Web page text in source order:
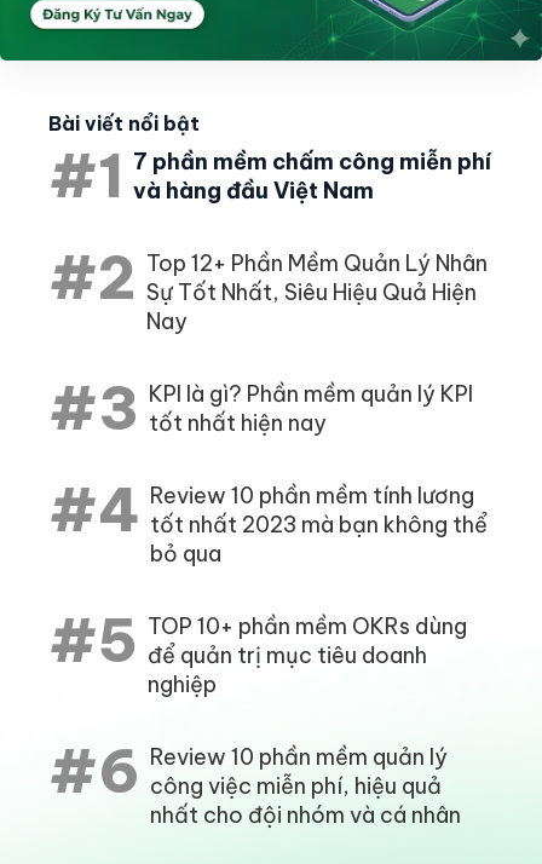
Bài viết nổi bật
#1 7 phần mềm chấm công miễn phí
và hàng đầu Việt Nam
#2 Top 12+ Phần Mềm Quản Lý Nhân
Sự Tốt Nhất, Siêu Hiệu Quả Hiện
Nay
#3 KPI là gì? Phần mềm quản lý KPI
tốt nhất hiện nay
#4 Review 10 phần mềm tính lương
tốt nhất 2023 mà bạn không thể
bỏ qua
#5 TOP 10+ phần mềm OKRs dùng
để quản trị mục tiêu doanh
nghiệp
#6 Review 10 phần mềm quản lý
công việc miễn phí, hiệu quả
nhất cho đội nhóm và cá nhân